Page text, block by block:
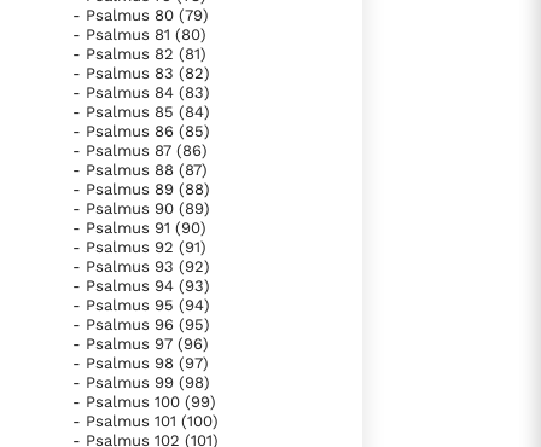
- Psalmus 80 (79)
- Psalmus 81 (80)
- Psalmus 82 (81)
- Psalmus 83 (82)
- Psalmus 84 (83)
- Psalmus 85 (84)
- Psalmus 86 (85)
- Psalmus 87 (86)
- Psalmus 88 (87)
- Psalmus 89 (88)
- Psalmus 90 (89)
- Psalmus 91 (90)
- Psalmus 92 (91)
- Psalmus 93 (92)
- Psalmus 94 (93)
- Psalmus 95 (94)
- Psalmus 96 (95)
- Psalmus 97 (96)
- Psalmus 98 (97)
- Psalmus 99 (98)
- Psalmus 100 (99)
- Psalmus 101 (100)
- Psalmus 102 (101)